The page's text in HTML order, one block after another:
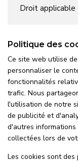
Droit
Politique des
Ce site web utilise
personnaliser le
fonctionnalités
trafic. Nous
l'utilisation de notre
de publicité et
d'autres
collectées lors de
Les cookies sont